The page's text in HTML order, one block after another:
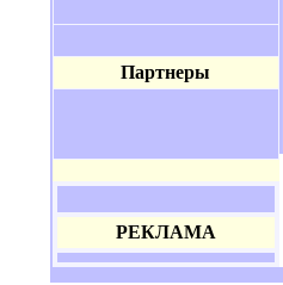
Партнеры
РЕКЛАМА